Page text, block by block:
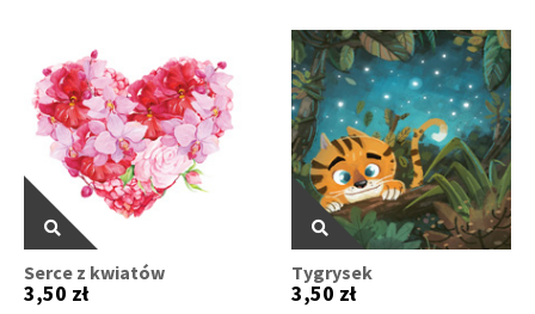
Serce z kwiatów
3,50 zł
Tygrysek
3,50 zł